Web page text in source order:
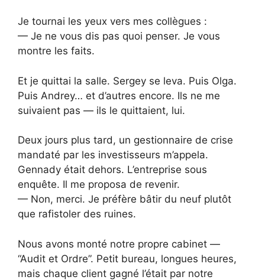
Je tournai les yeux vers mes collègues :
— Je ne vous dis pas quoi penser. Je vous
montre les faits.
Et je quittai la salle. Sergey se leva. Puis Olga.
Puis Andrey… et d’autres encore. Ils ne me
suivaient pas — ils le quittaient, lui.
Deux jours plus tard, un gestionnaire de crise
mandaté par les investisseurs m’appela.
Gennady était dehors. L’entreprise sous
enquête. Il me proposa de revenir.
— Non, merci. Je préfère bâtir du neuf plutôt
que rafistoler des ruines.
Nous avons monté notre propre cabinet —
“Audit et Ordre”. Petit bureau, longues heures,
mais chaque client gagné l’était par notre